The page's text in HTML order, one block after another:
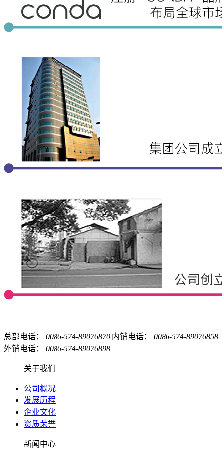
总部电话： 0086-574-89076870 内销电话：
0086-574-89076858
外销电话：
0086-574-89076898
关于我们
公司概况
发展历程
企业文化
资质荣誉
新闻中心